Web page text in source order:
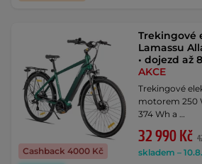
Cashback 4000 Kč
Trekingové
Lamassu
• dojezd až
AKCE
Trekingové
motorem 250
374 Wh a …
32 990 Kč
skladem –